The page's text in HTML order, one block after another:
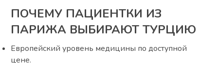
ПОЧЕМУ ПАЦИЕНТКИ ИЗ
ПАРИЖА ВЫБИРАЮТ ТУРЦИЮ
Европейский уровень медицины по доступной
цене.